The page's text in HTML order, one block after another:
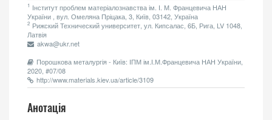
1 Інститут проблем матеріалознавства ім. І. М. Францевича НАН
України , вул. Омеляна Пріцака, 3, Київ, 03142, Україна
2 Рижский Технический университет, ул. Кипсалас, 6Б, Рига, LV 1048,
Латвія
akwa@ukr.net
Порошкова металургія - Київ: ІПМ ім.І.М.Францевича НАН України,
2020, #07/08
http://www.materials.kiev.ua/article/3109
Анотація